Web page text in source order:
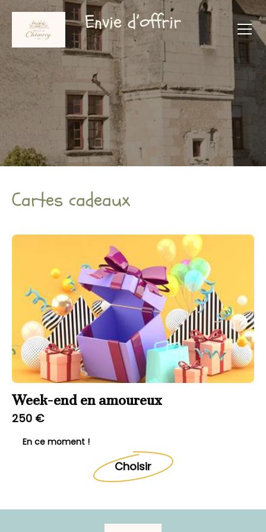
Envie d’offrir
Cartes cadeaux
Week-end en amoureux
250 €
En ce moment !
Choisir